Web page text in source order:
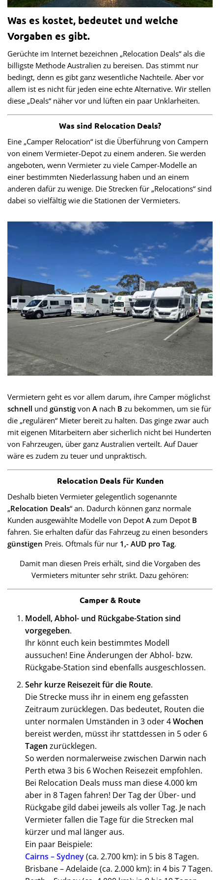
Was es kostet, bedeutet und welche
Vorgaben es gibt.
Gerüchte im Internet bezeichnen „Relocation Deals“ als die
billigste Methode Australien zu bereisen. Das stimmt nur
bedingt, denn es gibt ganz wesentliche Nachteile. Aber vor
allem ist es nicht für jeden eine echte Alternative. Wir stellen
diese „Deals“ näher vor und lüften ein paar Unklarheiten.
Was sind Relocation Deals?
Eine „Camper Relocation“ ist die Überführung von Campern
von einem Vermieter-Depot zu einem anderen. Sie werden
angeboten, wenn Vermieter zu viele Camper-Modelle an
einer bestimmten Niederlassung haben und an einem
anderen dafür zu wenige. Die Strecken für „Relocations“ sind
dabei so vielfältig wie die Stationen der Vermieters.
Vermietern geht es vor allem darum, ihre Camper möglichst
schnell und günstig von A nach B zu bekommen, um sie für
die „regulären“ Mieter bereit zu halten. Das ginge zwar auch
mit eigenen Mitarbeitern aber sicherlich nicht bei Hunderten
von Fahrzeugen, über ganz Australien verteilt. Auf Dauer
wäre es zudem zu teuer und unpraktisch.
Relocation Deals für Kunden
Deshalb bieten Vermieter gelegentlich sogenannte
„Relocation Deals“ an. Dadurch können ganz normale
Kunden ausgewählte Modelle von Depot A zum Depot B
fahren. Sie erhalten dafür das Fahrzeug zu einen besonders
günstigen Preis. Oftmals für nur 1,- AUD pro Tag.
Damit man diesen Preis erhält, sind die Vorgaben des
Vermieters mitunter sehr strikt. Dazu gehören:
Camper & Route
Modell, Abhol- und Rückgabe-Station sind
vorgegeben.
Ihr könnt euch kein bestimmtes Modell
aussuchen! Eine Änderungen der Abhol- bzw.
Rückgabe-Station sind ebenfalls ausgeschlossen.
Sehr kurze Reisezeit für die Route.
Die Strecke muss ihr in einem eng gefassten
Zeitraum zurücklegen. Das bedeutet, Routen die
unter normalen Umständen in 3 oder 4Wochen
bereist werden, müsst ihr stattdessen in 5 oder 6
Tagen zurücklegen.
So werden normalerweise zwischen Darwin nach
Perth etwa 3 bis 6 Wochen Reisezeit empfohlen.
Bei Relocation Deals muss man diese 4.000 km
aber in 8 Tagen fahren! Der Tag der Über- und
Rückgabe gild dabei jeweils als voller Tag. Je nach
Vermieter fallen die Tage für die Strecken mal
kürzer und mal länger aus.
Ein paar Beispiele:
Cairns – Sydney(ca. 2.700 km): in 5 bis 8 Tagen.
Brisbane – Adelaide (ca. 2.000 km): in 4 bis 7 Tagen.